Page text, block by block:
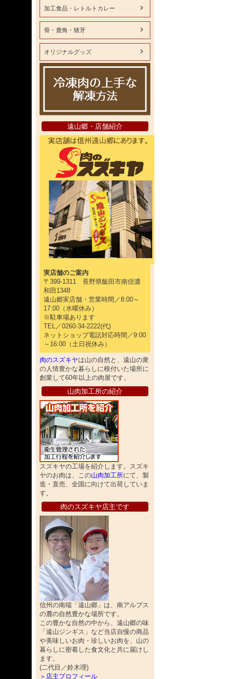
加工食品・レトルトカレー
骨・鹿角・猪牙
オリジナルグッズ
遠山郷・店舗紹介
実店舗のご案内
〒399-1311 長野県飯田市南信濃
和田1348
遠山郷実店舗・営業時間／8:00～
17:00（水曜休み）
※駐車場あります
TEL／0260-34-2222(代)
ネットショップ電話対応時間／9:00
～16:00（土日祝休み）
肉のスズキヤは山の自然と、遠山の衆
の人情豊かな暮らしに根付いた場所に
創業して60年以上の肉屋です。
山肉加工所の紹介
スズキヤの工場を紹介します。スズキ
ヤのお肉は、この山肉加工所にて、製
造・直売、全国に向けて出荷していま
す。
肉のスズキヤ店主です
信州の南端「遠山郷」は、南アルプス
の麓の自然豊かな場所です。
この豊かな自然の中から、遠山郷の味
「遠山ジンギス」など当店自慢の商品
や美味しいお肉・珍しいお肉を、山の
暮らしに密着した食文化と共に届けし
ます。
(二代目／鈴木理)
＞店主プロフィール